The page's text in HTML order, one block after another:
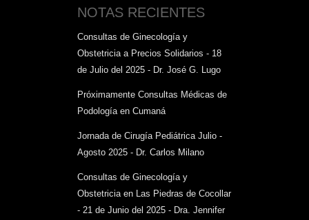
NOTAS RECIENTES
Consultas de Ginecología y
Obstetricia a Precios Solidarios - 18
de Julio del 2025 - Dr. José G. Lugo
Próximamente Consultas Médicas de
Podología en Cumaná
Jornada de Cirugía Pediátrica Julio -
Agosto 2025 - Dr. Carlos Milano
Consultas de Ginecología y
Obstetricia en Las Piedras de Cocollar
- 21 de Junio del 2025 - Dra. Jennifer